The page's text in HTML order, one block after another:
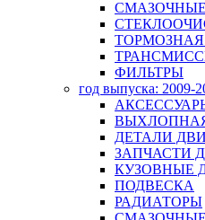
ФИЛЬТРЫ
год выпуска: 2009-
ДЕТАЛИ
ЗАПЧАСТИ
КУЗОВНЫЕ
ПОДВЕСКА
РАДИАТОРЫ